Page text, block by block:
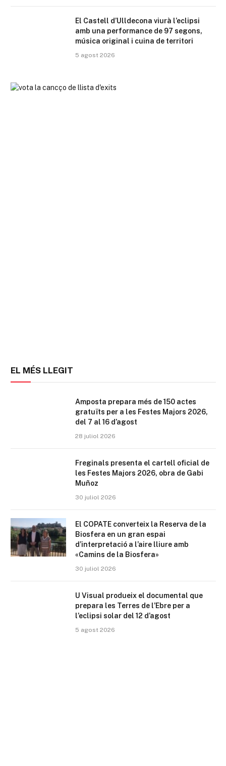
El Castell d’Ulldecona viurà l’eclipsi
amb una performance de 97 segons,
música original i cuina de territori
5 agost 2026
EL MÉS LLEGIT
Amposta prepara més de 150 actes
gratuïts per a les Festes Majors 2026,
del 7 al 16 d’agost
28 juliol 2026
Freginals presenta el cartell oficial de
les Festes Majors 2026, obra de Gabi
Muñoz
30 juliol 2026
El COPATE converteix la Reserva de la
Biosfera en un gran espai
d’interpretació a l’aire lliure amb
«Camins de la Biosfera»
30 juliol 2026
U Visual produeix el documental que
prepara les Terres de l’Ebre per a
l’eclipsi solar del 12 d’agost
5 agost 2026